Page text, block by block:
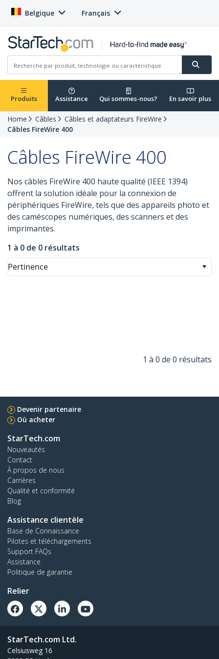
Belgique Français
Produits Assistance Qui sommes-nous? En savoir plus
Home Câbles
Câbles et adaptateurs FireWire
Câbles FireWire 400
Câbles FireWire 400
Nos câbles FireWire 400 haute qualité (IEEE 1394)
offrent la solution idéale pour la connexion de
périphériques FireWire, tels que des appareils photo et
des caméscopes numériques, des scanners et des
imprimantes.
1 à 0 de 0 résultats
Pertinence
1 à 0 de 0 résultats
Devenir partenaire
Où acheter
StarTech.com
Nouveautés
Contact
À propos de nous
Carrières
Qualité et conformité
Blog
Assistance clientèle
Base de Connaissance
Pilotes et téléchargements
Support FAQs
Assistance
Politique de garantie
Relier
StarTech.com Ltd.
Celsiusweg 16